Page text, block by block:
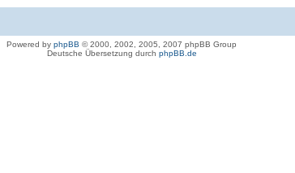
Powered by phpBB © 2000, 2002, 2005, 2007 phpBB Group
Deutsche Übersetzung durch phpBB.de